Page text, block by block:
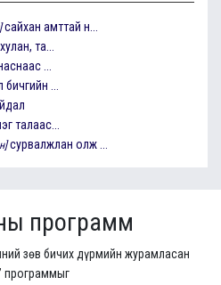
сайхан амттай н...
та...
...
бичгийн ...
талаас...
сурвалжлан олж ...
программ
зөв бичих дүрмийн журамласан
программыг